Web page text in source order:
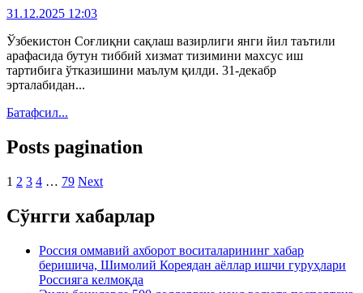
31.12.2025 12:03
Ўзбекистон Соғлиқни сақлаш вазирлиги янги йил таътили
арафасида бутун тиббий хизмат тизимини махсус иш
тартибига ўтказишини маълум қилди. 31-декабр
эрталабидан...
Батафсил...
Posts pagination
1 2 3 4 … 79 Next
Сўнгги хабарлар
Россия оммавий ахборот воситаларининг хабар
беришича, Шимолий Кореядан аёллар ишчи гуруҳлари
Россияга келмоқда